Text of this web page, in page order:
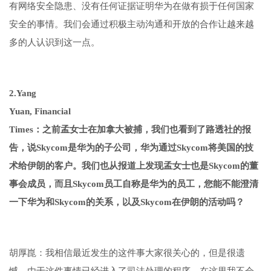
有网络安全隐患、没有任何证据证明华为在做有损于任何国家
安全的事情。我们会通过积极主动沟通和开放的合作让越来越
多的人认识到这一点。
2.Yang
Yuan, Financial
Times：之前孟女士在加拿大被捕，我们也看到了路透社的报
告，说Skycom是华为的子公司，华为通过Skycom将美国的技
术给伊朗的客户。我们也从报道上发现孟女士也是Skycom的董
事会成员，而且Skycom员工自称是华为的员工，您能不能澄清
一下华为和Skycom的关系，以及Skycom在伊朗的活动吗？
胡厚崑：我相信最近发生的这件事大家很关心的，但是很遗